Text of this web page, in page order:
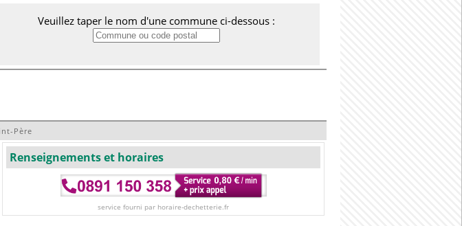
Veuillez taper le nom d'une commune ci-dessous :
Père
Renseignements et horaires
service fourni par horaire-dechetterie.fr